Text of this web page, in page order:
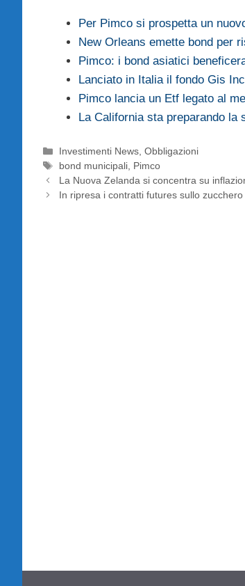
Per Pimco si prospetta un
New Orleans emette bond per
Pimco: i bond asiatici
Lanciato in Italia il fondo Gis
Pimco lancia un Etf legato al
La California sta preparando la
Categorie
Investimenti News,Obbligazioni
Tag
bond municipali, Pimco
La Nuova Zelanda si concentra su
In ripresa i contratti futures sullo zucchero